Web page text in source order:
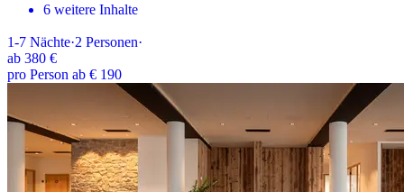
6 weitere Inhalte
1-7 Nächte·2 Personen·
ab 380 €
pro Person ab € 190